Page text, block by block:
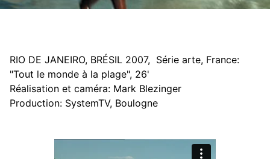
RIO DE JANEIRO, BRÉSIL 2007, Série arte, France:
"Tout le monde à la plage", 26'
Réalisation et caméra: Mark Blezinger
Production: SystemTV, Boulogne